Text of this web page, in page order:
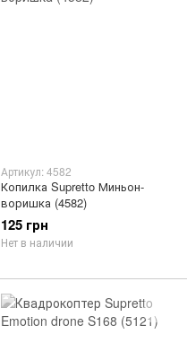
Артикул: 4582
Копилка Supretto Миньон-
воришка (4582)
125 грн
Нет в наличии